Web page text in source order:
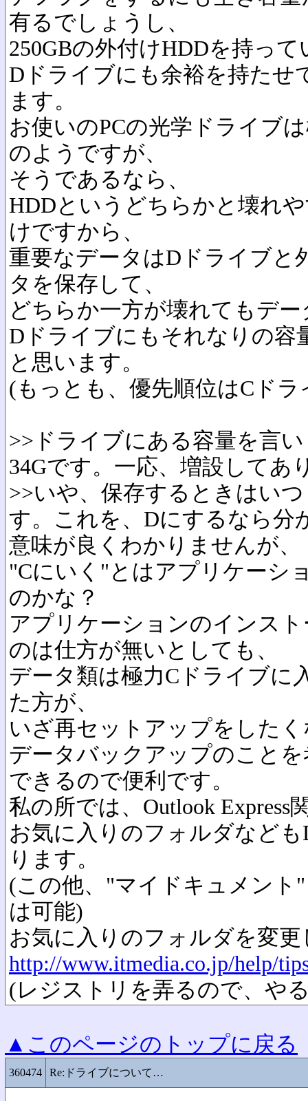
有るでしょうし、
250GBの外付けHDDを持っ
Dドライブにも余裕を持たせ
ます。
お使いのPCの光学ドライブ
のようですが、
そうであるなら、
HDDというどちらかと壊れ
けですから、
重要なデータはDドライブと
タを保存して、
どちらか一方が壊れてもデ
Dドライブにもそれなりの容
と思います。
(もっとも、優先順位はCド
>>ドライブにある容量を言
34Gです。一応、増設してあ
>>いや、保存するときはい
す。これを、Dにするなら
意味が良くわかりませんが、
"Cにいく"とはアプリケーシ
のかな？
アプリケーションのインス
のは仕方が無いとしても、
データ類は極力Cドライブに
た方が、
いざ再セットアップをした
データバックアップのこと
できるので便利です。
私の所では、Outlook Express
お気に入りのフォルダなど
ります。
(この他、"マイドキュメント
は可能)
お気に入りのフォルダを変更
http://www.itmedia.co.jp/help/
(レジストリを弄るので、や
▲このページのトップに戻る
360474 Re:ドライブについて…